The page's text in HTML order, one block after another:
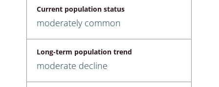
Current population status
moderately common
Long-term population trend
moderate decline